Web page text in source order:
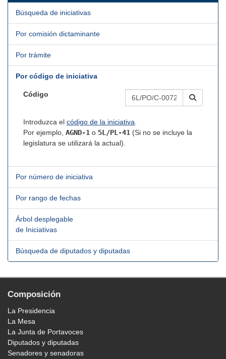
Búsqueda de iniciativas
Por comisión dictaminante
Por trámite
Por código de iniciativa
Código
Introduzca el código de la iniciativa.
Por ejemplo, AGND-1 o 5L/PL-41 (Si no se incluye la
legislatura se utilizará la actual).
Por número de iniciativa
Por rango de fechas
Árbol desplegable
de Iniciativas
Búsqueda de diputados y diputadas
Composición
La Presidencia
La Mesa
La Junta de Portavoces
Diputados y diputadas
Senadores y senadoras